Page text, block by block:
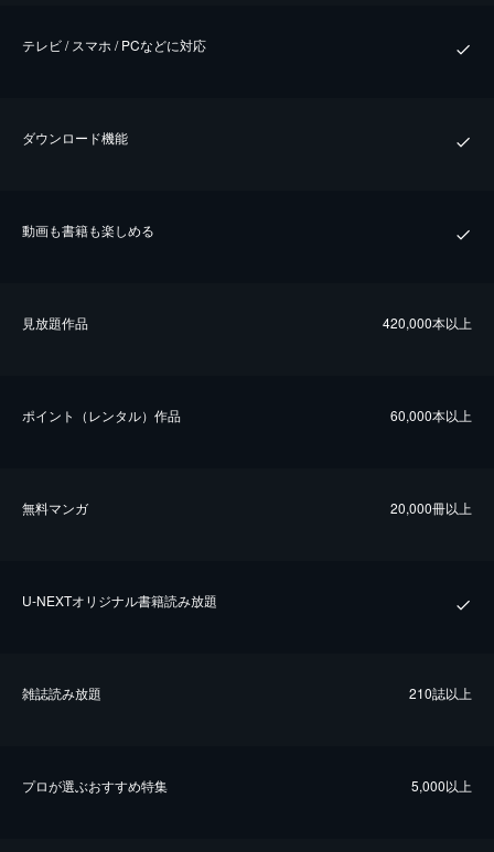
テレビ / スマホ / PCなどに対応
ダウンロード機能
動画も書籍も楽しめる
⾒放題作品 420,000本以上
ポイント（レンタル）作品 60,000本以上
無料マンガ 20,000冊以上
U-NEXTオリジナル書籍読み放題
雑誌読み放題 210誌以上
プロが選ぶおすすめ特集 5,000以上